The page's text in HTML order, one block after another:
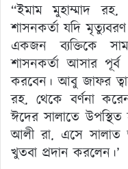
“ইমাম মুহাম্মাদ
শাসনকর্তা যদি
একজন ব্যক্তিকে
শাসনকর্তা আসার
করবেন। আবু জাফর
রহ. থেকে বর্ণনা
ঈদের সালাতে
আলী রা. এসে
খুতবা প্রদান করলেন।’